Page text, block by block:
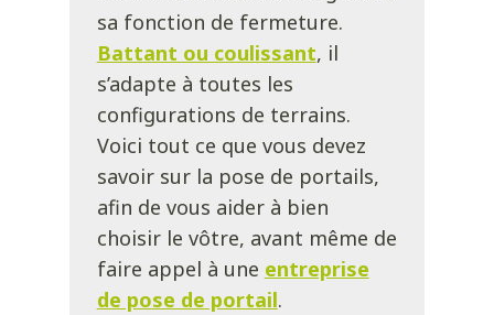
sa fonction de fermeture.
Battant ou coulissant, il
s’adapte à toutes les
configurations de terrains.
Voici tout ce que vous devez
savoir sur la pose de portails,
afin de vous aider à bien
choisir le vôtre, avant même de
faire appel à une entreprise
de pose de portail.